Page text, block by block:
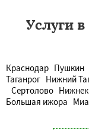
Услуги
Краснодар Пушкин
Таганрог Нижний
Сертолово
Большая ижора